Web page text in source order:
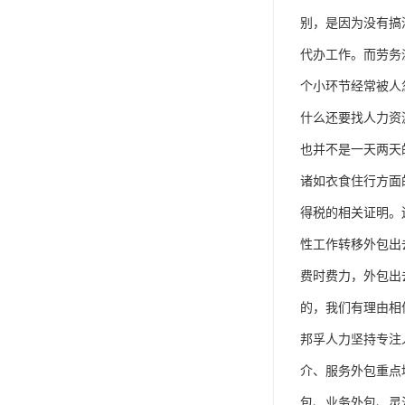
别，是因为没有
代办工作。而劳
个小环节经常被
什么还要找人力
也并不是一天两
诸如衣食住行方
得税的相关证明
性工作转移外包
费时费力，外包
的，我们有理由
邦孚人力坚持专
介、服务外包重